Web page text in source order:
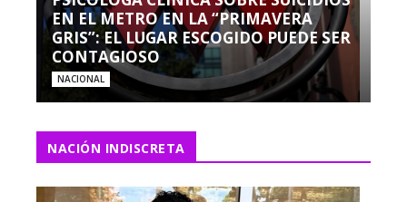
EN EL METRO EN LA “PRIMAVERA
GRIS”: EL LUGAR ESCOGIDO PUEDE SER
CONTAGIOSO
NACIONAL
NACIÓN INDISCRETA